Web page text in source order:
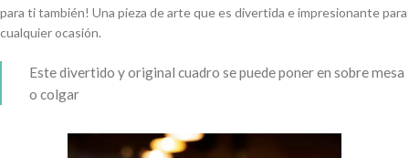
para ti también! Una pieza de arte que es divertida e impresionante para
cualquier ocasión.
Este divertido y original cuadro se puede poner en sobre mesa
o colgar